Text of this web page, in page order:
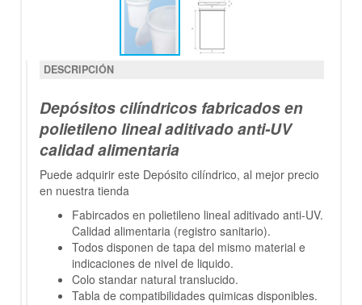
DESCRIPCIÓN
Depósitos cilíndricos fabricados en
polietileno lineal aditivado anti-UV
calidad alimentaria
Puede adquirir este Depósito cilíndrico, al mejor precio
en nuestra tienda
Fabircados en polietileno lineal aditivado anti-UV.
Calidad alimentaria (registro sanitario).
Todos disponen de tapa del mismo material e
indicaciones de nivel de liquido.
Colo standar natural translucido.
Tabla de compatibilidades quimicas disponibles.